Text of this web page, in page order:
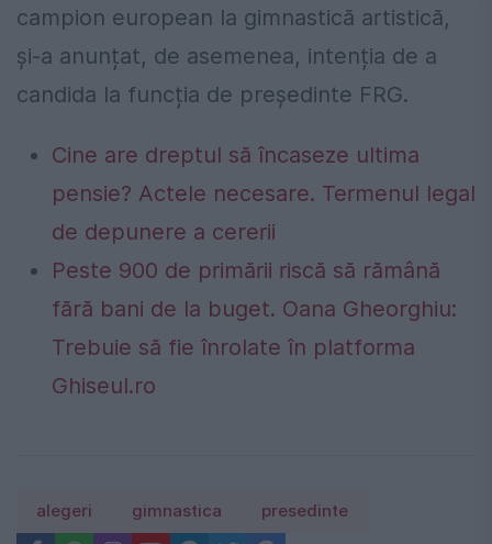
campion european la gimnastică artistică,
și-a anunțat, de asemenea, intenția de a
candida la funcția de președinte FRG.
Cine are dreptul să încaseze ultima
pensie? Actele necesare. Termenul legal
de depunere a cererii
Peste 900 de primării riscă să rămână
fără bani de la buget. Oana Gheorghiu:
Trebuie să fie înrolate în platforma
Ghiseul.ro
alegeri gimnastica presedinte